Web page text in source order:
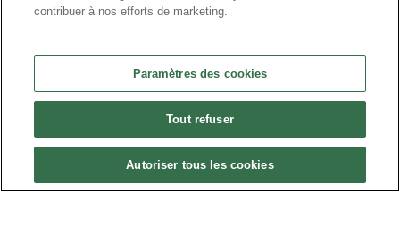
•
CGU
•
FAQ
contribuer à nos efforts de marketing.
Paramètres des cookies
Tout refuser
Autoriser tous les cookies